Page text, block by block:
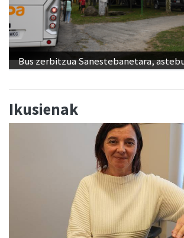
Bus zerbitzua Sanestebanetara,
Ikusienak